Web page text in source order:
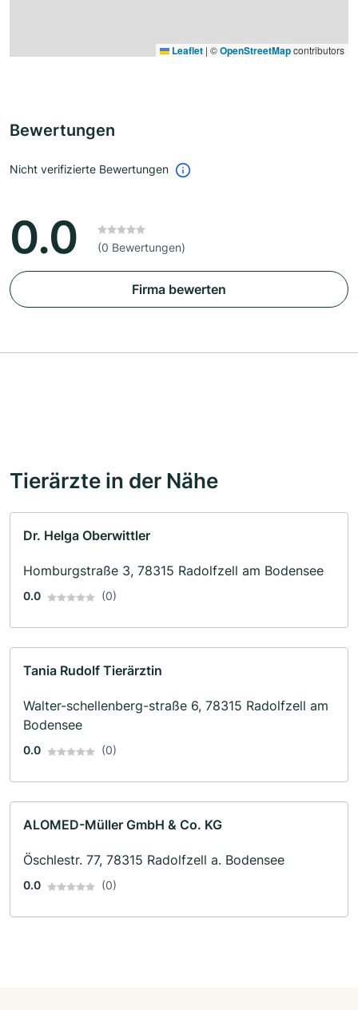
Leaflet | ©OpenStreetMapcontributors
Bewertungen
Nicht verifizierte Bewertungen
0.0 (0 Bewertungen)
Firma bewerten
Tierärzte in der Nähe
Dr. Helga Oberwittler
Homburgstraße 3, 78315 Radolfzell am Bodensee
0.0 (0)
Tania Rudolf Tierärztin
Walter-schellenberg-straße 6, 78315 Radolfzell am
Bodensee
0.0 (0)
ALOMED-Müller GmbH & Co. KG
Öschlestr. 77, 78315 Radolfzell a. Bodensee
0.0 (0)